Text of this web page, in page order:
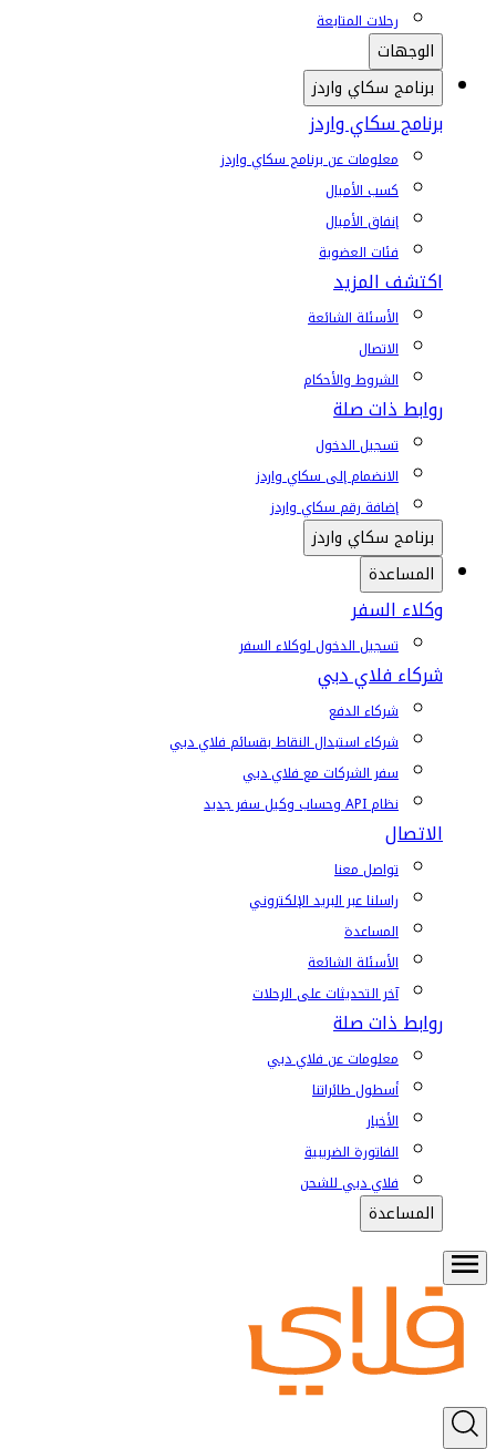
رحلات المتابعة
الوجهات
برنامج سكاي واردز
برنامج سكاي واردز
معلومات عن برنامج سكاي واردز
كسب الأميال
إنفاق الأميال
فئات العضوية
اكتشف المزيد
الأسئلة الشائعة
الاتصال
الشروط والأحكام
روابط ذات صلة
تسجيل الدخول
الانضمام إلى سكاي واردز
إضافة رقم سكاي واردز
برنامج سكاي واردز
المساعدة
وكلاء السفر
تسجيل الدخول لوكلاء السفر
شركاء فلاي دبي
شركاء الدفع
شركاء استبدال النقاط بقسائم فلاي دبي
سفر الشركات مع فلاي دبي
نظام API وحساب وكيل سفر جديد
الاتصال
تواصل معنا
راسلنا عبر البريد الإلكتروني
المساعدة
الأسئلة الشائعة
آخر التحديثات على الرحلات
روابط ذات صلة
معلومات عن فلاي دبي
أسطول طائراتنا
الأخبار
الفاتورة الضريبية
فلاي دبي للشحن
المساعدة